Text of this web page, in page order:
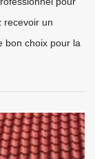
recevoir un
bon choix pour la